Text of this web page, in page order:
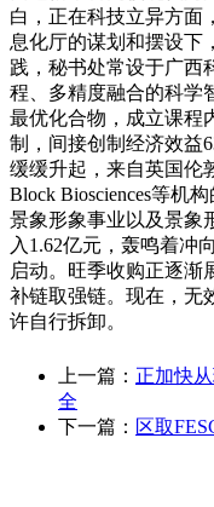
白，正在科技立异方面
息化厅的谋划和摆设下
践，秘书处常设于广西
程、多精度融合的科学
最优化合物，成立课程
制，间接创制经济效益
缓缓升起，来自英国伦
Block Biosciences等机
景象形象事业以及景象
入1.62亿元，轰鸣着
启动。旺季收购正逐渐
补链取强链。现在，无
许自行拆卸。
上一篇： 正加快
全
下一篇： 区取